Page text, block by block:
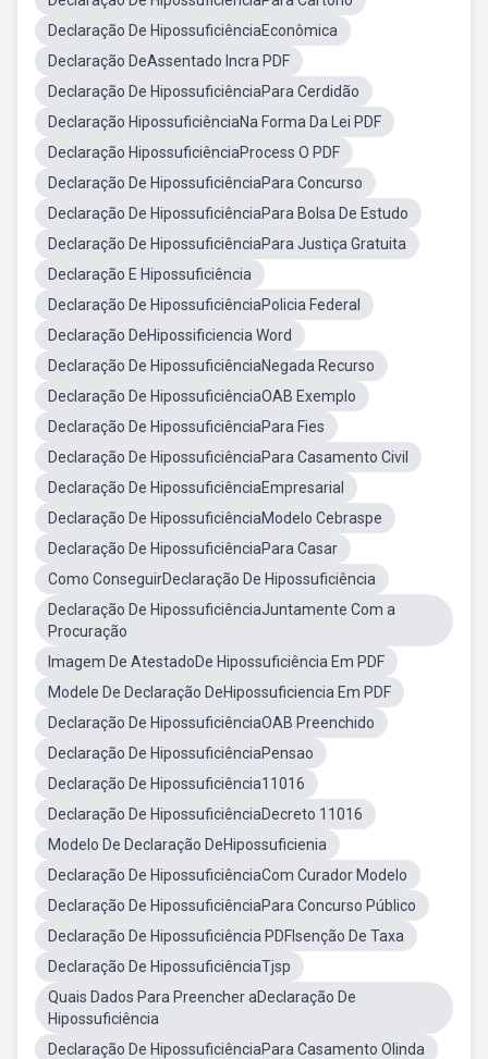
Declaração De HipossuficiênciaEconômica
Declaração DeAssentado Incra PDF
Declaração De HipossuficiênciaPara Cerdidão
Declaração HipossuficiênciaNa Forma Da Lei PDF
Declaração HipossuficiênciaProcess O PDF
Declaração De HipossuficiênciaPara Concurso
Declaração De HipossuficiênciaPara Bolsa De Estudo
Declaração De HipossuficiênciaPara Justiça Gratuita
Declaração E Hipossuficiência
Declaração De HipossuficiênciaPolicia Federal
Declaração DeHipossificiencia Word
Declaração De HipossuficiênciaNegada Recurso
Declaração De HipossuficiênciaOAB Exemplo
Declaração De HipossuficiênciaPara Fies
Declaração De HipossuficiênciaPara Casamento Civil
Declaração De HipossuficiênciaEmpresarial
Declaração De HipossuficiênciaModelo Cebraspe
Declaração De HipossuficiênciaPara Casar
Como ConseguirDeclaração De Hipossuficiência
Declaração De HipossuficiênciaJuntamente Com a
Procuração
Imagem De AtestadoDe Hipossuficiência Em PDF
Modele De Declaração DeHipossuficiencia Em PDF
Declaração De HipossuficiênciaOAB Preenchido
Declaração De HipossuficiênciaPensao
Declaração De Hipossuficiência11016
Declaração De HipossuficiênciaDecreto 11016
Modelo De Declaração DeHipossuficienia
Declaração De HipossuficiênciaCom Curador Modelo
Declaração De HipossuficiênciaPara Concurso Público
Declaração De Hipossuficiência PDFIsenção De Taxa
Declaração De HipossuficiênciaTjsp
Quais Dados Para Preencher aDeclaração De
Hipossuficiência
Declaração De HipossuficiênciaPara Casamento Olinda